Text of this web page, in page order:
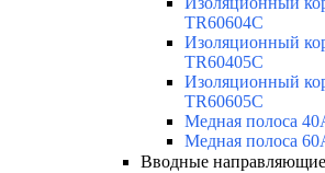
TR60604C
Изоляционный
TR60405C
Изоляционный
TR60605C
Медная полоса
Медная полоса
Вводные направляющие